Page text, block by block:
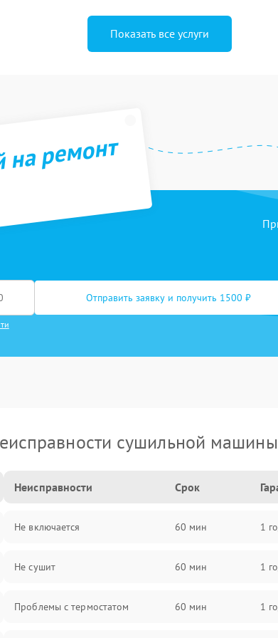
Показать все услуги
ремонт
Отправить заявку и получить 1500 ₽
сушильной
Неисправности Срок
Не включается 60 мин 1
Не сушит 60 мин 1
Проблемы с термостатом 60 мин 1